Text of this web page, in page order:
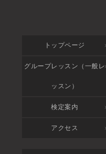
トップページ
グループレッスン（一般レ
ッスン）
検定案内
アクセス